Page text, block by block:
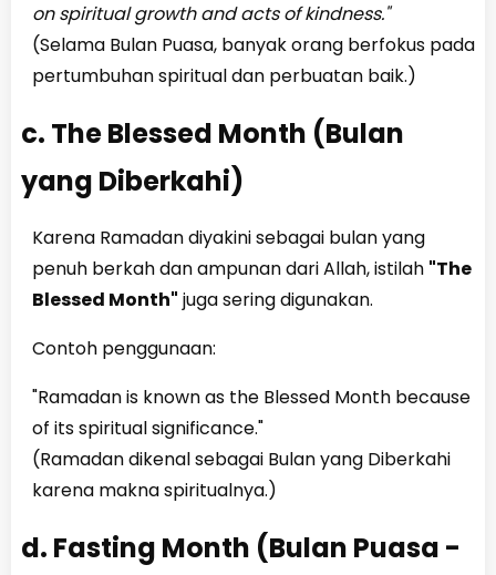
on spiritual growth and acts of kindness."
(Selama Bulan Puasa, banyak orang berfokus pada
pertumbuhan spiritual dan perbuatan baik.)
c. The Blessed Month (Bulan
yang Diberkahi)
Karena Ramadan diyakini sebagai bulan yang
penuh berkah dan ampunan dari Allah, istilah "The
Blessed Month" juga sering digunakan.
Contoh penggunaan:
"Ramadan is known as the Blessed Month because
of its spiritual significance."
(Ramadan dikenal sebagai Bulan yang Diberkahi
karena makna spiritualnya.)
d. Fasting Month (Bulan Puasa -